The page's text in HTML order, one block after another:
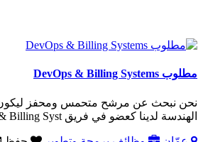
مطلوب DevOps & Billing Systems
نحن نبحث عن مرشح متحمس ومحفز
الهندسة لدينا كعضو في فريق DevOps & Billing Syst..